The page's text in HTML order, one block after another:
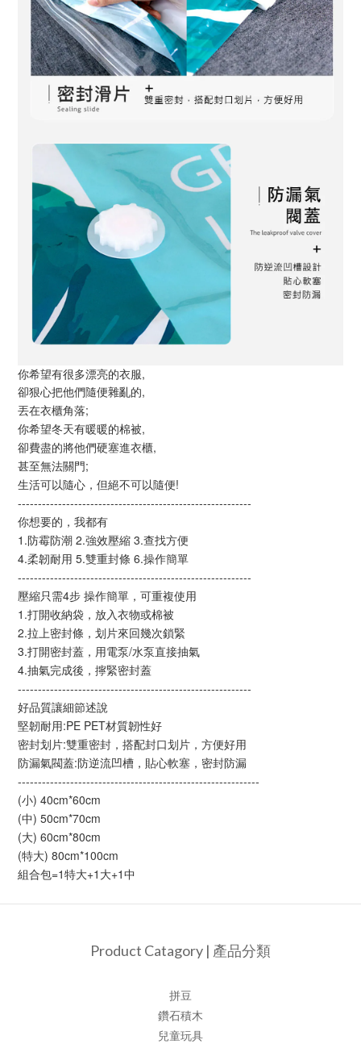
你希望有很多漂亮的衣服,
卻狠心把他們隨便雜亂的,
丟在衣櫃角落;
你希望冬天有暖暖的棉被,
卻費盡的將他們硬塞進衣櫃,
甚至無法關門;
生活可以隨心，但絕不可以隨便!
----------------------------------------------------------
你想要的，我都有
1.防霉防潮 2.強效壓縮 3.查找方便
4.柔韌耐用 5.雙重封條 6.操作簡單
----------------------------------------------------------
壓縮只需4步 操作簡單，可重複使用
1.打開收納袋，放入衣物或棉被
2.拉上密封條，划片來回幾次鎖緊
3.打開密封蓋，用電泵/水泵直接抽氣
4.抽氣完成後，擰緊密封蓋
----------------------------------------------------------
好品質讓細節述說
堅韌耐用:PE PET材質韌性好
密封划片:雙重密封，搭配封口划片，方便好用
防漏氣閥蓋:防逆流凹槽，貼心軟塞，密封防漏
------------------------------------------------------------
(小) 40cm*60cm
(中) 50cm*70cm
(大) 60cm*80cm
(特大) 80cm*100cm
組合包=1特大+1大+1中
Product Catagory | 產品分類
拼豆
鑽石積木
兒童玩具